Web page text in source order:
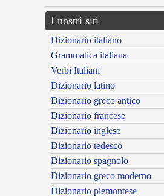
I nostri siti
Dizionario italiano
Grammatica italiana
Verbi Italiani
Dizionario latino
Dizionario greco antico
Dizionario francese
Dizionario inglese
Dizionario tedesco
Dizionario spagnolo
Dizionario greco moderno
Dizionario piemontese